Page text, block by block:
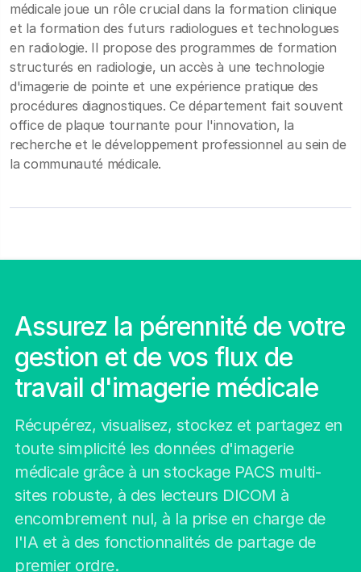
médicale joue un rôle crucial dans la formation clinique
et la formation des futurs radiologues et technologues
en radiologie. Il propose des programmes de formation
structurés en radiologie, un accès à une technologie
d'imagerie de pointe et une expérience pratique des
procédures diagnostiques. Ce département fait souvent
office de plaque tournante pour l'innovation, la
recherche et le développement professionnel au sein de
la communauté médicale.
Assurez la pérennité de votre
gestion et de vos flux de
travail d'imagerie médicale
Récupérez, visualisez, stockez et partagez en
toute simplicité les données d'imagerie
médicale grâce à un stockage PACS multi-
sites robuste, à des lecteurs DICOM à
encombrement nul, à la prise en charge de
l'IA et à des fonctionnalités de partage de
premier ordre.